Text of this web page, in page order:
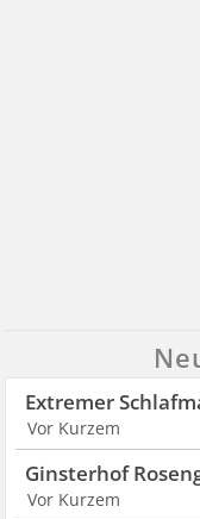
Extremer
Ginsterhof